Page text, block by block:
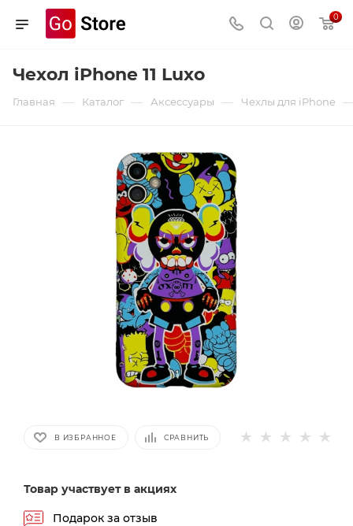
0
Чехол iPhone 11 Luxo
Главная — Каталог — Аксессуары — Чехлы для iPhone
В ИЗБРАННОЕ СРАВНИТЬ
Товар участвует в акциях
Подарок за отзыв